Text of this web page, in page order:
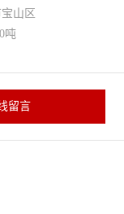
山区
吨
留言